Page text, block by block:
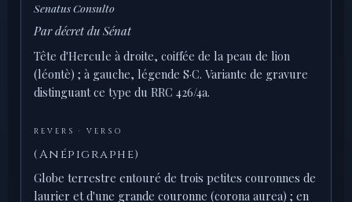
Senatus Consulto
Par décret du Sénat
Tête d'Hercule à droite, coiffée de la peau de lion
(léontè) ; à gauche, légende S·C. Variante de gravure
distinguant ce type du RRC 426/4a.
REVERS · VERSO
(Anépigraphe)
Globe terrestre entouré de trois petites couronnes de
laurier et d'une grande couronne (corona aurea) ; en